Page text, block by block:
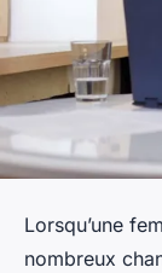
Lorsqu’une
nombreux